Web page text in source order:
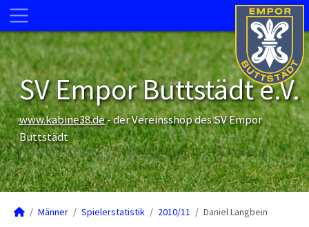
SV Empor Buttstädt e.V.
www.kabine38.de- der Vereinsshop des SV Empor
Buttstädt
Männer Spielerstatistik 2010/11 Daniel Langbein